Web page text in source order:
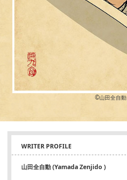
©︎山田全自動
WRITER PROFILE
山田全自動 (Yamada Zenjido )